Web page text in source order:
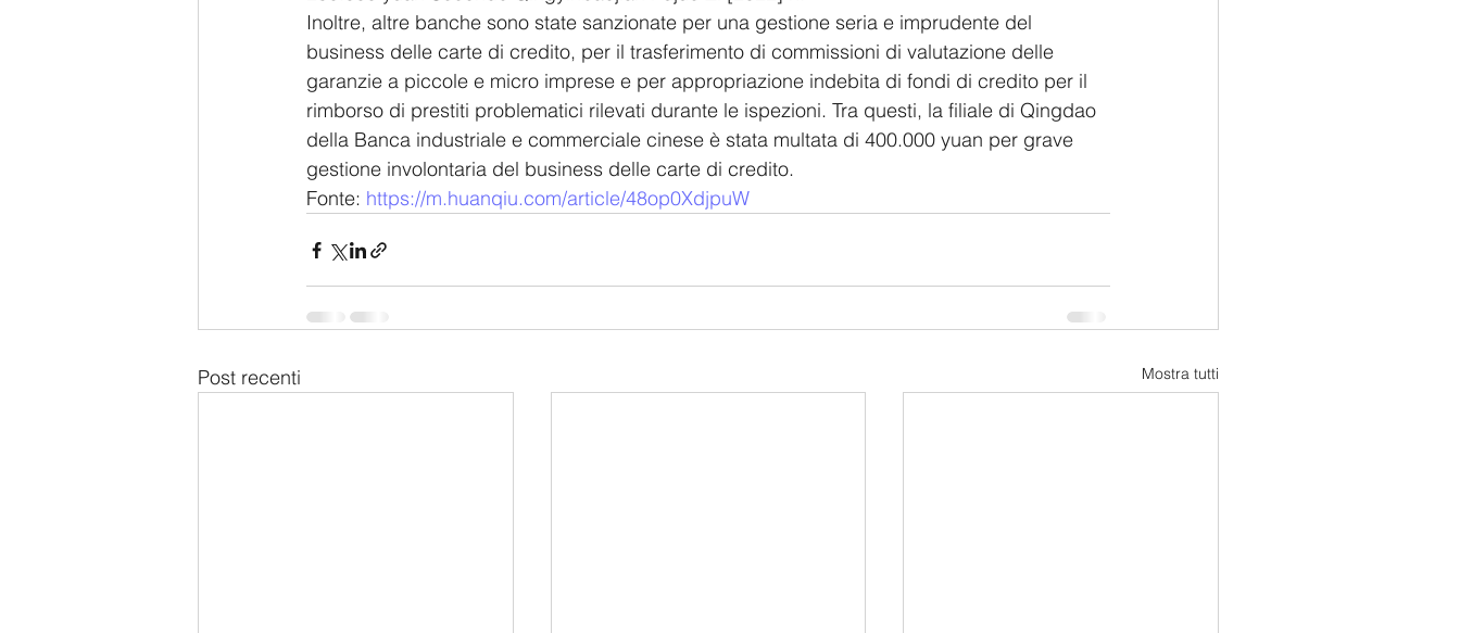
Inoltre, altre banche sono state sanzionate per una gestione seria e imprudente del
business delle carte di credito, per il trasferimento di commissioni di valutazione delle
garanzie a piccole e micro imprese e per appropriazione indebita di fondi di credito per il
rimborso di prestiti problematici rilevati durante le ispezioni. Tra questi, la filiale di Qingdao
della Banca industriale e commerciale cinese è stata multata di 400.000 yuan per grave
gestione involontaria del business delle carte di credito.
Fonte: https://m.huanqiu.com/article/48op0XdjpuW
Post recenti Mostra tutti